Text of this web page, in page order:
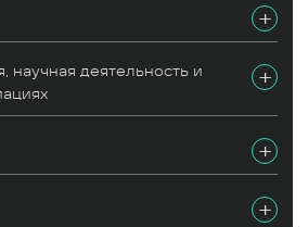
+
научная деятельность и
+
+
+